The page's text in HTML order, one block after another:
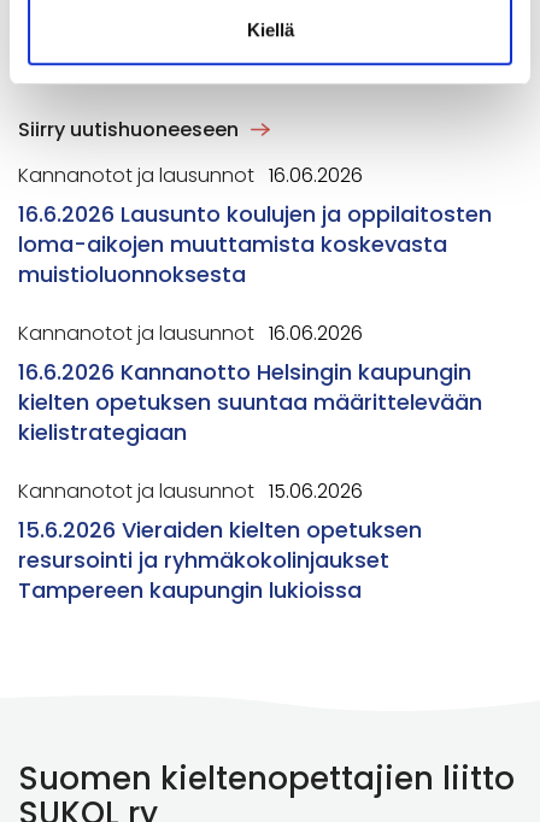
Kiellä
Lue seuraavaksi
Siirry uutishuoneeseen
Kannanotot ja lausunnot 16.06.2026
16.6.2026 Lausunto koulujen ja oppilaitosten
loma-aikojen muuttamista koskevasta
muistioluonnoksesta
Kannanotot ja lausunnot 16.06.2026
16.6.2026 Kannanotto Helsingin kaupungin
kielten opetuksen suuntaa määrittelevään
kielistrategiaan
Kannanotot ja lausunnot 15.06.2026
15.6.2026 Vieraiden kielten opetuksen
resursointi ja ryhmäkokolinjaukset
Tampereen kaupungin lukioissa
Suomen kieltenopettajien liitto